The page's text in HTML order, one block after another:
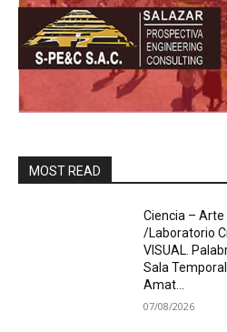
MOST READ
Ciencia –
/Laboratorio
VISUAL.
Sala
Amat...
07/08/2026